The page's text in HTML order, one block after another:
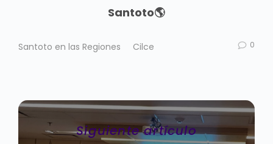
Santoto🌎
Santoto en las Regiones Cilce 0
Siguiente artículo